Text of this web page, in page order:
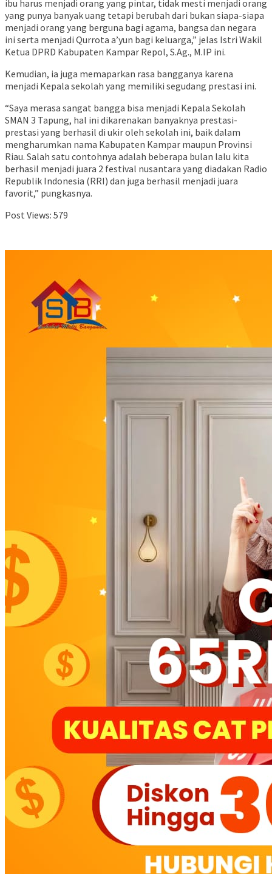
ibu harus menjadi orang yang pintar, tidak mesti menjadi orang
yang punya banyak uang tetapi berubah dari bukan siapa-siapa
menjadi orang yang berguna bagi agama, bangsa dan negara
ini serta menjadi Qurrota a’yun bagi keluarga,” jelas Istri Wakil
Ketua DPRD Kabupaten Kampar Repol, S.Ag., M.IP ini.
Kemudian, ia juga memaparkan rasa bangganya karena
menjadi Kepala sekolah yang memiliki segudang prestasi ini.
“Saya merasa sangat bangga bisa menjadi Kepala Sekolah
SMAN 3 Tapung, hal ini dikarenakan banyaknya prestasi-
prestasi yang berhasil di ukir oleh sekolah ini, baik dalam
mengharumkan nama Kabupaten Kampar maupun Provinsi
Riau. Salah satu contohnya adalah beberapa bulan lalu kita
berhasil menjadi juara 2 festival nusantara yang diadakan Radio
Republik Indonesia (RRI) dan juga berhasil menjadi juara
favorit,” pungkasnya.
Post Views: 579